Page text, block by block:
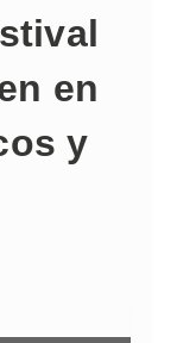
en
y